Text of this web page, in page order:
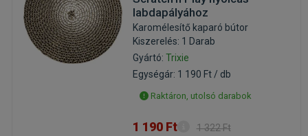
labdapályához
Karomélesítő kaparó bútor
Kiszerelés: 1 Darab
Gyártó: Trixie
Egységár: 1 190 Ft / db
Raktáron, utolsó darabok
1 190 Ft 1 322 Ft